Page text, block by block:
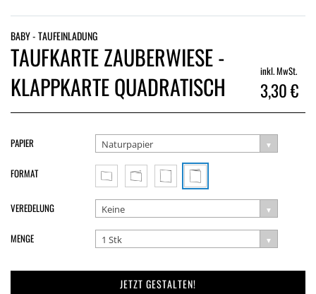
BABY - TAUFEINLADUNG
TAUFKARTE ZAUBERWIESE -
KLAPPKARTE QUADRATISCH
inkl. MwSt.
3,30 €
MENGE 1 Stk
PAPIER Naturpapier
FORMAT
VEREDELUNG Keine
JETZT GESTALTEN!